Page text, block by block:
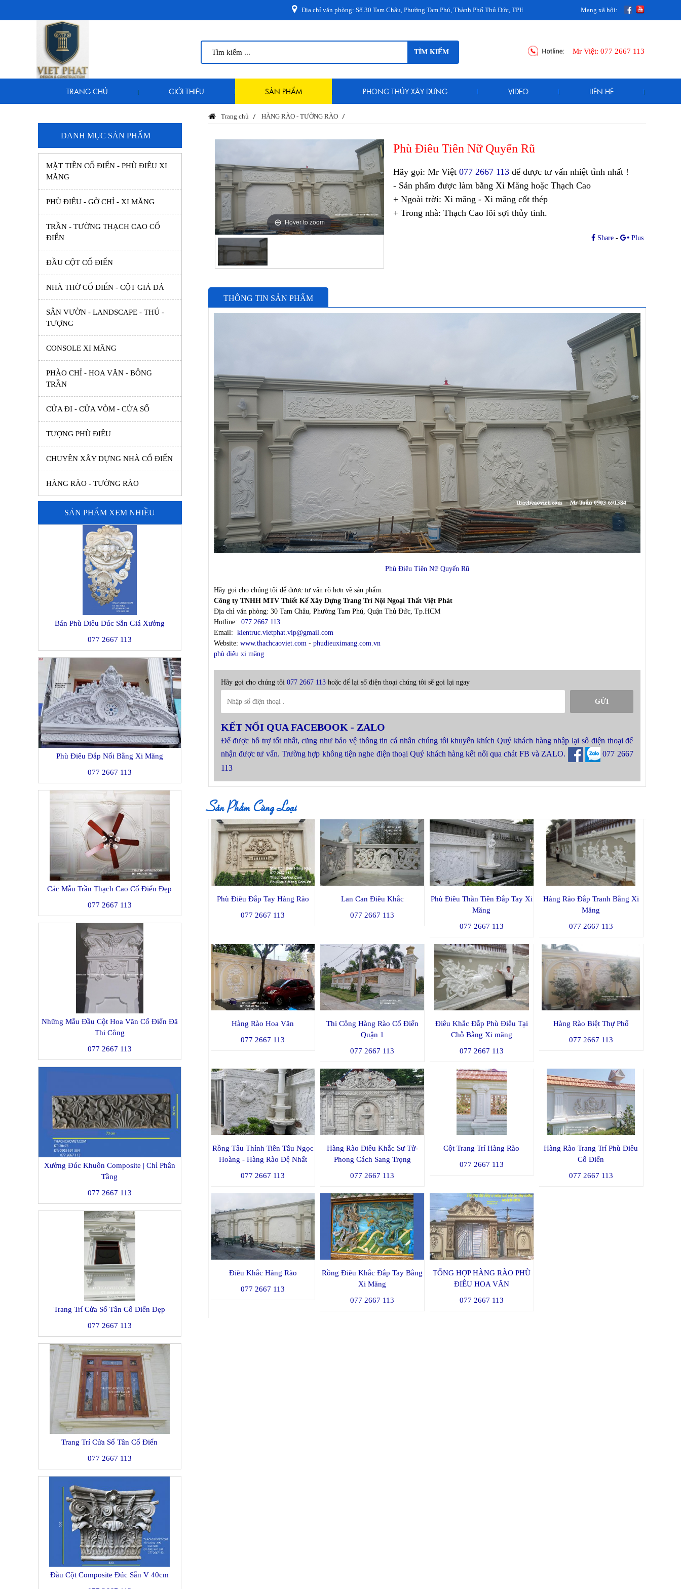
Địa chỉ văn phòng: Số 30 Tam Châu, Phường Tam Phú, Thành Phố Thủ Đức, TPHCM Mạng xã hội:
Mr Việt: 077 2667 113
TÌM KIẾM
TRANG CHỦ GIỚI THIỆU SẢN PHẨM PHONG THỦY XÂY DỰNG VIDEO LIÊN HỆ
DANH MỤC SẢN PHẨM
MẶT TIỀN CỔ ĐIỂN - PHÙ ĐIÊU XI
MĂNG
PHÙ ĐIÊU - GỜ CHỈ - XI MĂNG
TRẦN - TƯỜNG THẠCH CAO CỔ
ĐIỂN
ĐẦU CỘT CỔ ĐIỂN
NHÀ THỜ CỔ ĐIỂN - CỘT GIẢ ĐÁ
SÂN VƯỜN - LANDSCAPE - THÚ -
TƯỢNG
CONSOLE XI MĂNG
PHÀO CHỈ - HOA VĂN - BÔNG
TRẦN
CỬA ĐI - CỬA VÒM - CỬA SỔ
TƯỢNG PHÙ ĐIÊU
CHUYÊN XÂY DỰNG NHÀ CỔ ĐIỂN
HÀNG RÀO - TƯỜNG RÀO
SẢN PHẨM XEM NHIỀU
Bán Phù Điêu Đúc Sẵn Giá Xưởng
077 2667 113
Phù Điêu Đắp Nổi Bằng Xi Măng
077 2667 113
Các Mẫu Trần Thạch Cao Cổ Điển Đẹp
077 2667 113
Những Mẫu Đầu Cột Hoa Văn Cổ Điển Đã
Thi Công
077 2667 113
Xưởng Đúc Khuôn Composite | Chỉ Phân
Tầng
077 2667 113
Trang Trí Cửa Sổ Tân Cổ Điển Đẹp
077 2667 113
Trang Trí Cửa Sổ Tân Cổ Điển
077 2667 113
Đầu Cột Composite Đúc Sẵn V 40cm
Trang chủ HÀNG RÀO - TƯỜNG RÀO
Hover to zoom
Phù Điêu Tiên Nữ Quyến Rũ
Hãy gọi: Mr Việt 077 2667 113để được tư vấn nhiệt tình nhất !
- Sản phẩm được làm bằng Xi Măng hoặc Thạch Cao
+ Ngoài trời: Xi măng - Xi măng cốt thép
+ Trong nhà: Thạch Cao lõi sợi thủy tinh.
Share- Plus
THÔNG TIN SẢN PHẨM
Phù Điêu Tiên Nữ Quyến Rũ
Hãy gọi cho chúng tôi để được tư vấn rõ hơn về sản phẩm.
Công ty TNHH MTV Thiết Kế Xây Dựng Trang Trí Nội Ngoại Thất Việt Phát
Địa chỉ văn phòng: 30 Tam Châu, Phường Tam Phú, Quận Thủ Đức, Tp.HCM
Hotline: 077 2667 113
Email: kientruc.vietphat.vip@gmail.com
Website: www.thachcaoviet.com- phudieuximang.com.vn
phù điêu xi măng
Hãy gọi cho chúng tôi 077 2667 113hoặc để lại số điện thoại chúng tôi sẽ gọi lại ngay
GỬI
KẾT NỐI QUA FACEBOOK - ZALO
Để được hỗ trợ tốt nhất, cũng như bảo vệ thông tin cá nhân chúng tôi khuyến khích Quý khách hàng nhập lại số điện thoại để
nhận được tư vấn. Trường hợp không tiện nghe điện thoại Quý khách hàng kết nối qua chát FB và ZALO.
077 2667
113
Sản Phẩm Cùng Loại
Phù Điêu Đắp Tay Hàng Rào
077 2667 113
Lan Can Điêu Khắc
077 2667 113
Phù Điêu Thần Tiên Đắp Tay Xi
Măng
077 2667 113
Hàng Rào Đắp Tranh Bằng Xi
Măng
077 2667 113
Hàng Rào Hoa Văn
077 2667 113
Thi Công Hàng Rào Cổ Điển
Quận 1
077 2667 113
Điêu Khắc Đắp Phù Điêu Tại
Chỗ Bằng Xi măng
077 2667 113
Hàng Rào Biệt Thự Phố
077 2667 113
Rồng Tâu Thỉnh Tiên Tâu Ngọc
Hoàng - Hàng Rào Đệ Nhất
077 2667 113
Hàng Rào Điêu Khắc Sư Tử-
Phong Cách Sang Trọng
077 2667 113
Cột Trang Trí Hàng Rào
077 2667 113
Hàng Rào Trang Trí Phù Điêu
Cổ Điển
077 2667 113
Điêu Khắc Hàng Rào
077 2667 113
Rồng Điêu Khắc Đắp Tay Bằng
Xi Măng
077 2667 113
TỔNG HỢP HÀNG RÀO PHÙ
ĐIÊU HOA VĂN
077 2667 113